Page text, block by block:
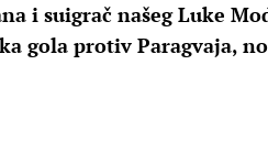
i suigrač našeg Luke
gola protiv Paragvaja,